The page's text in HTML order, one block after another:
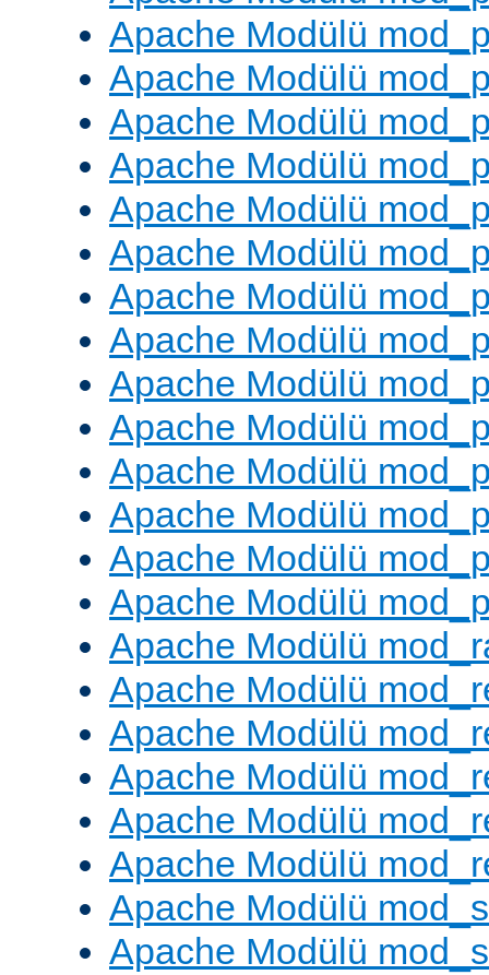
Apache Modülü
Apache Modülü
Apache Modülü
Apache Modülü
Apache Modülü
Apache Modülü
Apache Modülü
Apache Modülü
Apache Modülü
Apache Modülü
Apache Modülü
Apache Modülü
Apache Modülü
Apache Modülü
Apache Modülü
Apache Modülü
Apache Modülü
Apache Modülü
Apache Modülü
Apache Modülü
Apache Modülü
Apache Modülü